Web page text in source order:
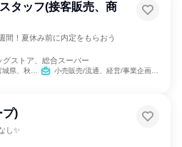
タッフ(接客販売、商
間！夏休み前に内定をもらおう
ストア、総合スーパー
県、茨城県、栃木県 小売販売/流通、経営/事業企画、医薬品専門職
プ)
し✨